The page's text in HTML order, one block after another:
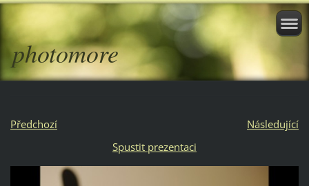
photomore
Předchozí
Následující
Spustit prezentaci